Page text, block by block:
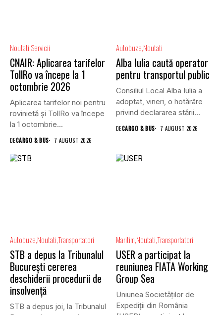
Noutati Servicii
CNAIR: Aplicarea tarifelor
TollRo va începe la 1
octombrie 2026
Aplicarea tarifelor noi pentru
rovinietă și TollRo va începe
la 1 octombrie...
DECARGO & BUS 7 AUGUST 2026
Autobuze Noutati
Alba Iulia caută operator
pentru transportul public
Consiliul Local Alba Iulia a
adoptat, vineri, o hotărâre
privind declararea stării...
DECARGO & BUS 7 AUGUST 2026
Autobuze NoutatiTransportatori
STB a depus la Tribunalul
București cererea
deschiderii procedurii de
insolvență
STB a depus joi, la Tribunalul
Maritim NoutatiTransportatori
USER a participat la
reuniunea FIATA Working
Group Sea
Uniunea Societăților de
Expediții din România